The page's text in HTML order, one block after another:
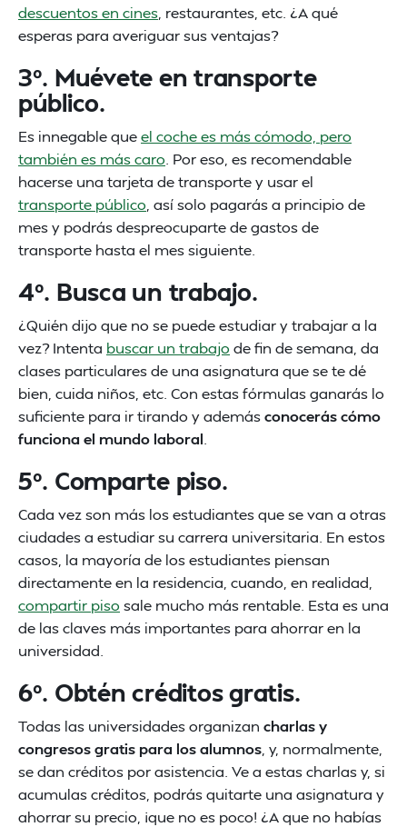
descuentos en cines , restaurantes, etc. ¿A qué
esperas para averiguar sus ventajas?
3º. Muévete en transporte
público.
Es innegable queel coche es más cómodo, pero
también es más caro . Por eso, es recomendable
hacerse una tarjeta de transporte y usar el
transporte público , así solo pagarás a principio de
mes y podrás despreocuparte de gastos de
transporte hasta el mes siguiente.
4º. Busca un trabajo.
¿Quién dijo que no se puede estudiar y trabajar a la
vez? Intenta buscar un trabajo de fin de semana, da
clases particulares de una asignatura que se te dé
bien, cuida niños, etc. Con estas fórmulas ganarás lo
suficiente para ir tirando y ademásconocerás cómo
funciona el mundo laboral
5º. Comparte piso.
Cada vez son más los estudiantes que se van a otras
ciudades a estudiar su carrera universitaria. En estos
casos, la mayoría de los estudiantes piensan
directamente en la residencia, cuando, en realidad,
compartir piso sale mucho más rentable. Esta es una
de las claves más importantes para ahorrar en la
universidad.
6º. Obtén créditos gratis.
Todas las universidades organizan charlas y
congresos gratis para los alumnos , y, normalmente,
se dan créditos por asistencia. Ve a estas charlas y, si
acumulas créditos, podrás quitarte una asignatura y
ahorrar su precio, ¡que no es poco! ¿A que no habías